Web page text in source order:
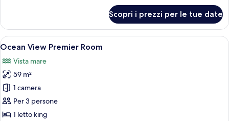
Executive
Scopri i prezzi per le tue date
Apri
tutte
le
foto
per
Ocean
View
Camera d'albergo moderna con un
8
Ocean View Premier Room
Vista mare
59 m²
1 camera
Per 3 persone
1 letto king